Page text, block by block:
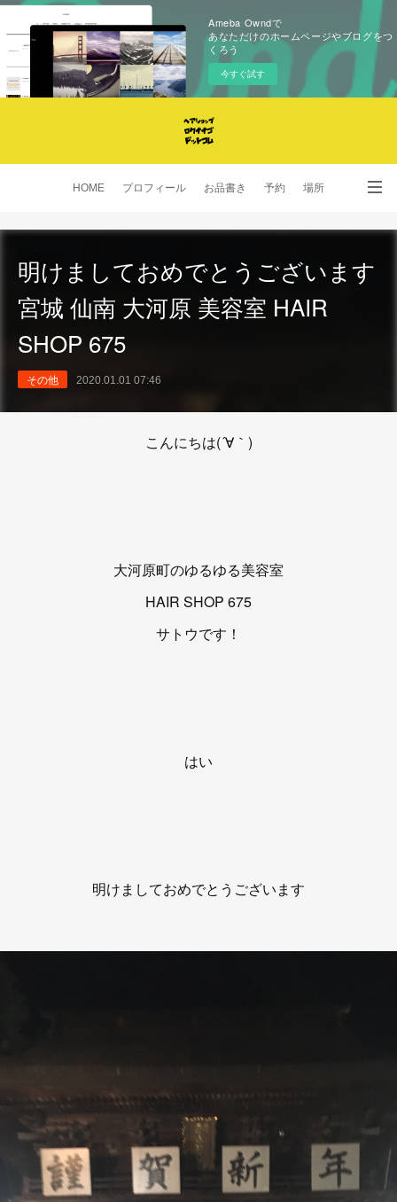
Ameba Owndで
あなただけのホームページやブログをつ
くろう
今すぐ試す
HOME プロフィール お品書き 予約 場所
SNS
明けましておめでとうございます
宮城 仙南 大河原 美容室 HAIR
SHOP 675
その他 2020.01.01 07:46
こんにちは(´∀｀)
大河原町のゆるゆる美容室
HAIR SHOP 675
サトウです！
はい
明けましておめでとうございます